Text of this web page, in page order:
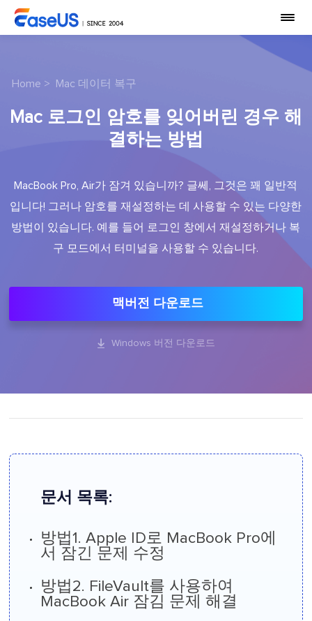
Home > Mac 데이터 복구
Mac 로그인 암호를 잊어버린 경우 해
결하는 방법
MacBook Pro, Air가 잠겨 있습니까? 글쎄, 그것은 꽤 일반적
입니다! 그러나 암호를 재설정하는 데 사용할 수 있는 다양한
방법이 있습니다. 예를 들어 로그인 창에서 재설정하거나 복
구 모드에서 터미널을 사용할 수 있습니다.
맥버전 다운로드
 Windows 버전 다운로드
문서 목록:
방법1. Apple ID로 MacBook Pro에
서 잠긴 문제 수정
방법2. FileVault를 사용하여
MacBook Air 잠김 문제 해결